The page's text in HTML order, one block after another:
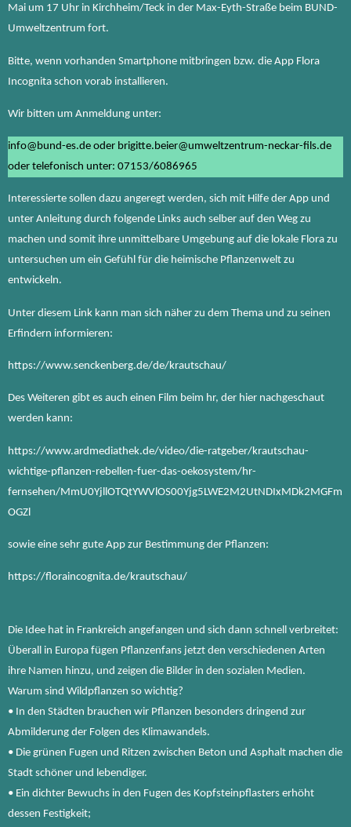
Mai um 17 Uhr in Kirchheim/Teck in der Max-Eyth-Straße beim BUND-
Umweltzentrum fort.
Bitte, wenn vorhanden Smartphone mitbringen bzw. die App Flora
Incognita schon vorab installieren.
Wir bitten um Anmeldung unter:
info@bund-es.de oder brigitte.beier@umweltzentrum-neckar-fils.de
oder telefonisch unter: 07153/6086965
Interessierte sollen dazu angeregt werden, sich mit Hilfe der App und
unter Anleitung durch folgende Links auch selber auf den Weg zu
machen und somit ihre unmittelbare Umgebung auf die lokale Flora zu
untersuchen um ein Gefühl für die heimische Pflanzenwelt zu
entwickeln.
Unter diesem Link kann man sich näher zu dem Thema und zu seinen
Erfindern informieren:
https://www.senckenberg.de/de/krautschau/
Des Weiteren gibt es auch einen Film beim hr, der hier nachgeschaut
werden kann:
https://www.ardmediathek.de/video/die-ratgeber/krautschau-
wichtige-pflanzen-rebellen-fuer-das-oekosystem/hr-
fernsehen/MmU0YjllOTQtYWVlOS00Yjg5LWE2M2UtNDIxMDk2MGFm
OGZl
sowie eine sehr gute App zur Bestimmung der Pflanzen:
https://floraincognita.de/krautschau/
Die Idee hat in Frankreich angefangen und sich dann schnell verbreitet:
Überall in Europa fügen Pflanzenfans jetzt den verschiedenen Arten
ihre Namen hinzu, und zeigen die Bilder in den sozialen Medien.
Warum sind Wildpflanzen so wichtig?
• In den Städten brauchen wir Pflanzen besonders dringend zur
Abmilderung der Folgen des Klimawandels.
• Die grünen Fugen und Ritzen zwischen Beton und Asphalt machen die
Stadt schöner und lebendiger.
• Ein dichter Bewuchs in den Fugen des Kopfsteinpflasters erhöht
dessen Festigkeit;